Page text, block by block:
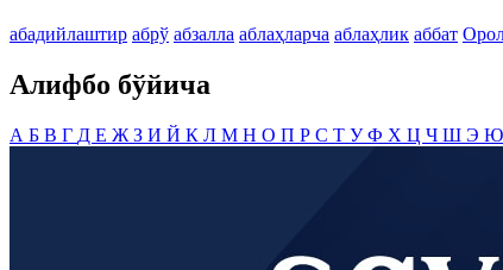
абадийлаштир абрў абзалла аблаҳларча аблаҳлик аббат
Алифбо бўйича
А Б В Г Д Е Ж З И Й К Л М Н О П Р С Т УФ Х Ц Ч Ш Э Ю